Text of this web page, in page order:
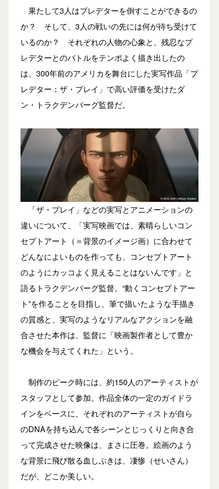
果たして3人はプレデターを倒すことができるの
か？ そして、3人の戦いの先には何が待ち受けて
いるのか？ それぞれの人物の心象と、残忍なプ
レデターとのバトルをテンポよく描き出したの
は、300年前のアメリカを舞台にした実写作品「プ
レデター：ザ・プレイ」で高い評価を受けたダ
ン・トラクデンバーグ監督だ。
「ザ・プレイ」などの実写とアニメーションの
違いについて、「実写映画では、素晴らしいコン
セプトアート（＝背景のイメージ画）に合わせて
どんなによいものを作っても、コンセプトアート
のようにカッコよく見えることはないんです」と
語るトラクデンバーグ監督。“動くコンセプトアー
ト”を作ることを目指し、筆で描いたような手描き
の質感と、実写のようなリアルなアクションを融
合させた本作は、監督に「映画製作者として豊か
な機会を与えてくれた」という。
制作のピーク時には、約150人のアーティストが
スタッフとして参加。作品全体の一定のガイドラ
インをベースに、それぞれのアーティストが自ら
のDNAを持ち込んで各シーンとじっくりと向き合
って完成させた映像は、まさに圧巻。絵画のよう
な背景に飛び散る血しぶきは、凄惨（せいさん）
だが、どこか美しい。